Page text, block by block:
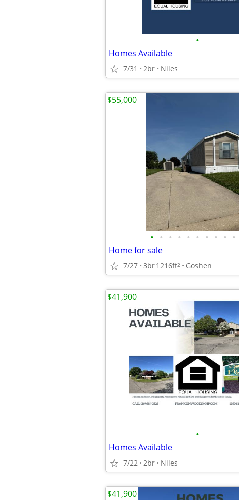
•
Homes Available
7/31 2br Niles
• • • • • • • • • •
Home for sale
7/27 3br1216ft2 Goshen
$55,000
•
Homes Available
7/22 2br Niles
$41,900
$41,900